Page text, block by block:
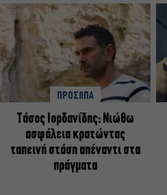
ΠΡΟΣΩΠΑ
Tάσος Ιορδανίδης: Νιώθω
ασφάλεια κρατώντας
ταπεινή στάση απέναντι στα
πράγματα